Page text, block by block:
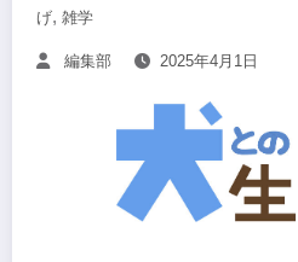
げ, 雑学
編集部 2025年4月1日